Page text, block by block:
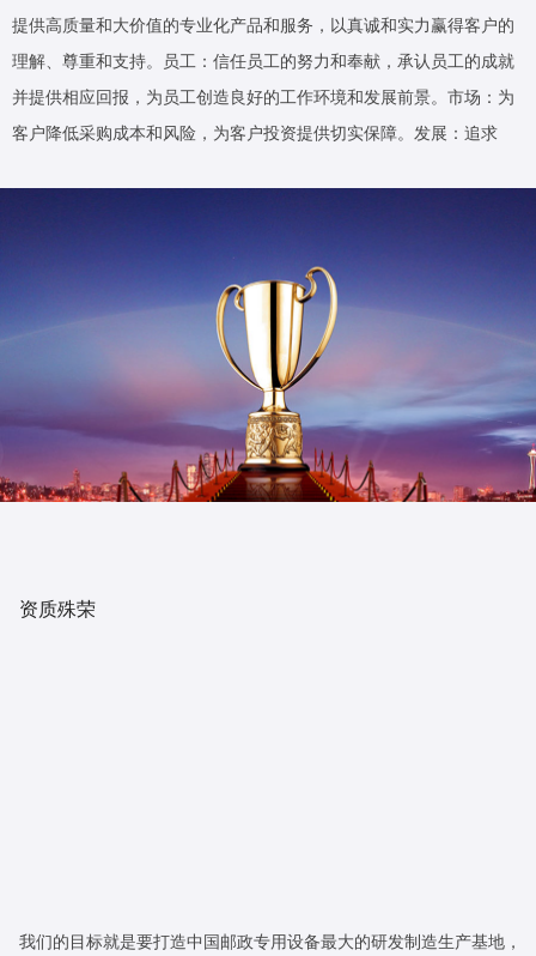
提供高质量和大价值的专业化产品和服务，以真诚和实力赢得客户的
理解、尊重和支持。员工：信任员工的努力和奉献，承认员工的成就
并提供相应回报，为员工创造良好的工作环境和发展前景。市场：为
客户降低采购成本和风险，为客户投资提供切实保障。发展：追求
资质殊荣
我们的目标就是要打造中国邮政专用设备最大的研发制造生产基地，